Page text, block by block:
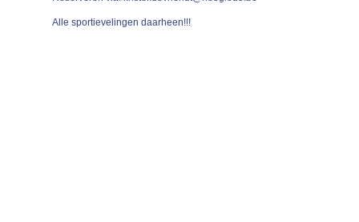
Alle sportievelingen daarheen!!!